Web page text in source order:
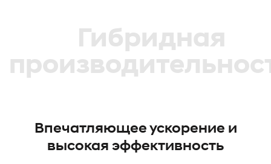
Гибридная
Впечатляющее ускорение и
высокая эффективность